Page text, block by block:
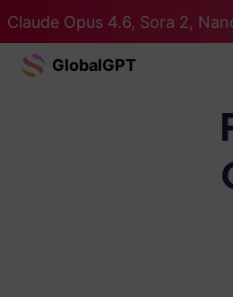
Claude Opus 4.6, Sora 2,
GlobalGPT